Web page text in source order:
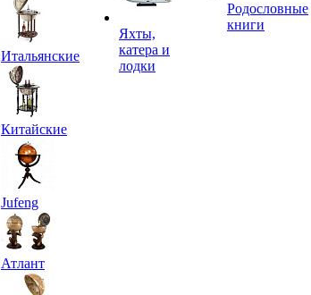
Итальянские
Китайские
Jufeng
Атлант
Яхты,
катера и
лодки
Родословные
книги